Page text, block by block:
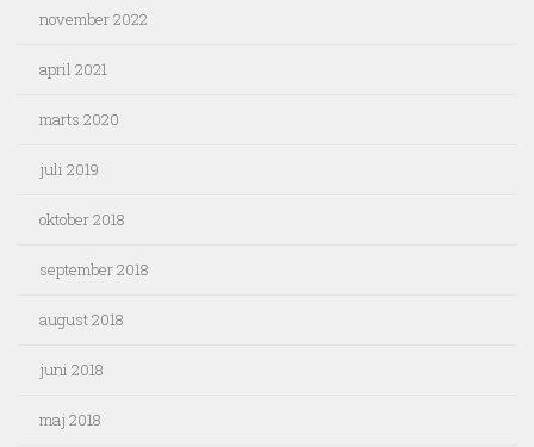
november 2022
april 2021
marts 2020
juli 2019
oktober 2018
september 2018
august 2018
juni 2018
maj 2018